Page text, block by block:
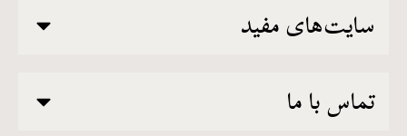
سایت‌های مفید
تماس با ما